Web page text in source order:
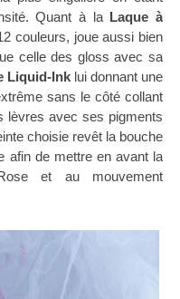
Quant à la Laque à
couleurs, joue aussi bien
celle des gloss avec sa
Liquid-Ink lui donnant une
sans le côté collant
lèvres avec ses pigments
choisie revêt la bouche
afin de mettre en avant la
et au mouvement